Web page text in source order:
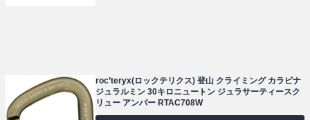
roc’teryx(ロックテリクス) 登山 クライミング カラビナ
ジュラルミン 30キロニュートン ジュラサーティースク
リュー アンバー RTAC708W